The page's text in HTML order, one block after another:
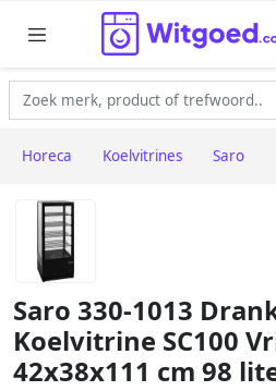
Horeca Koelvitrines Saro
Saro 330-1013
Koelvitrine SC100
42x38x111 cm 98